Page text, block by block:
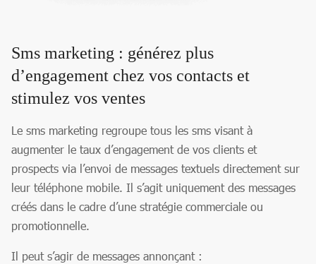
Sms marketing : générez plus
d’engagement chez vos contacts et
stimulez vos ventes
Le sms marketing regroupe tous les sms visant à
augmenter le taux d’engagement de vos clients et
prospects via l’envoi de messages textuels directement sur
leur téléphone mobile. Il s’agit uniquement des messages
créés dans le cadre d’une stratégie commerciale ou
promotionnelle.
Il peut s’agir de messages annonçant :